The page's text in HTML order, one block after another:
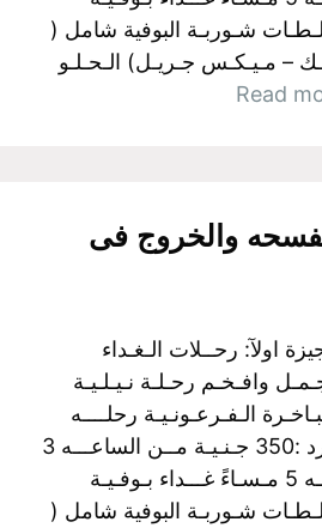
سـلـطـات شـوربـة البوفية شامل (
– مـيـكـس جـريـل) الـحـلـو
Read
والخروج فى
اولآ: رحــلات الـغـداء
رقم ( 1 ) أجـمـل وافـخـم رحـلـة نـيـلـيـة
الـفـرعـونـيـة رحلــــه
الغــــداء سـعـر الـفـرد :350 جـنـيـة مــن الساعـــه 3
عـصراً الـي الـسـاعـــه 5 مـسـاءً غـــداء بـوفـيـة
سـلـطـات شـوربـة البوفية شامل (